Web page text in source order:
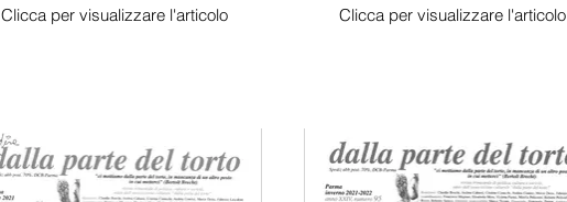
Clicca per visualizzare l'articolo Clicca per visualizzare l'articolo